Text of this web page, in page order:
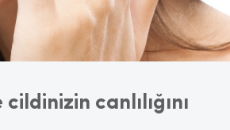
cildinizin canlılığını